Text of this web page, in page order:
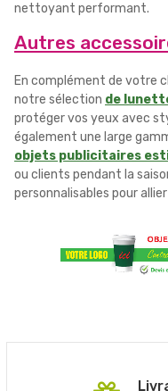
nettoyant performant.
Autres
En complément de votre
notre sélection de
protéger vos yeux avec
également une large
objets publicitaires
ou clients pendant la
personnalisables pour